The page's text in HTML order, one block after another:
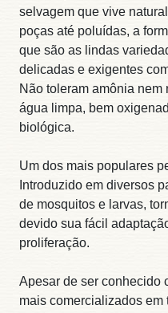
selvagem que vive
poças até poluídas, a
que são as lindas
delicadas e exigentes
Não toleram amônia
água limpa, bem
biológica.
Um dos mais populares
Introduzido em diversos
de mosquitos e larvas,
devido sua fácil
proliferação.
Apesar de ser conhecido
mais comercializados